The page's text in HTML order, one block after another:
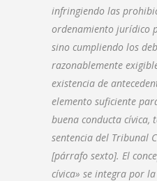
infringiendo las
ordenamiento jurídico
sino cumpliendo los
razonablemente
existencia de
elemento suficiente
buena conducta cívica,
sentencia del Tribunal
[párrafo sexto]. El
cívica» se integra por